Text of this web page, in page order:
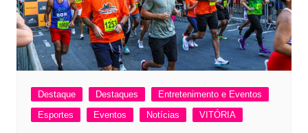
Destaque Destaques
Entretenimento e Eventos
Esportes
Eventos Notícias VITÓRIA